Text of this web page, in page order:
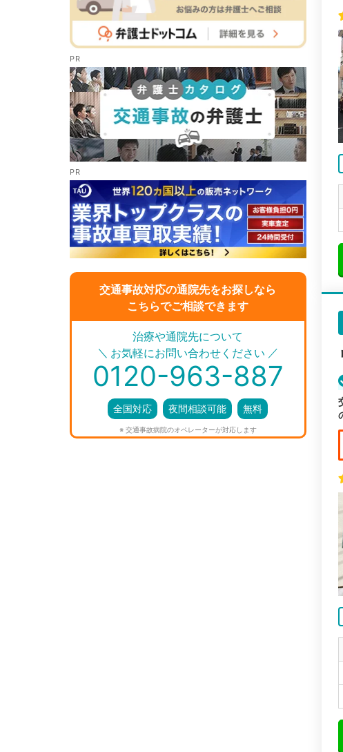
交通事故対応の通院先をお探しなら
こちらでご相談できます
＼ ／
治療や通院先について
お気軽にお問い合わせください
0120-963-887
全国対応 夜間相談可能 無料
※ 交通事故病院のオペレーターが対応します